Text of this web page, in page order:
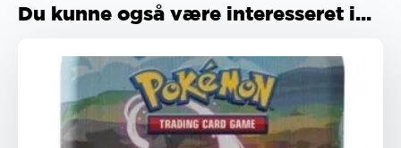
Du kunne også være interesseret i...